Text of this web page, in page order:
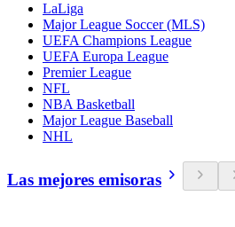
LaLiga
Major League Soccer (MLS)
UEFA Champions League
UEFA Europa League
Premier League
NFL
NBA Basketball
Major League Baseball
NHL
Las mejores emisoras